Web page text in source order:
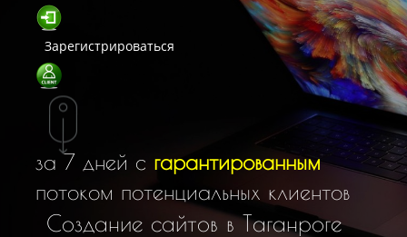
Зарегистрироваться
за 7 дней с гарантированным
потоком потенциальных клиентов
Создание сайтов в Таганроге